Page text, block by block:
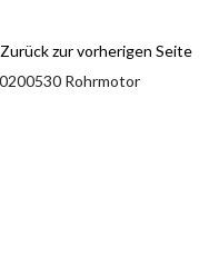
Zurück zur vorherigen Seite